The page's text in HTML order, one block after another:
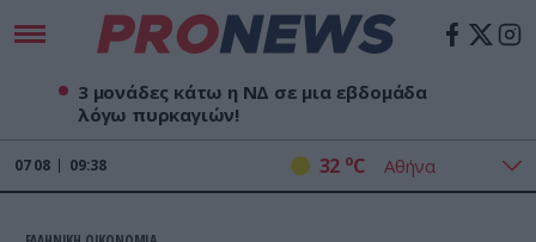
3 μονάδες κάτω η ΝΔ σε μια εβδομάδα
λόγω πυρκαγιών!
07 08 09:38 32 oC